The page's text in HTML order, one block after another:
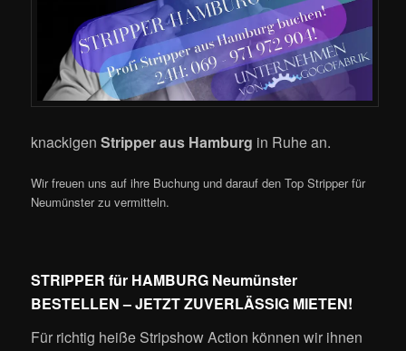
knackigenStripper aus Hamburg in Ruhe an.
Wir freuen uns auf ihre Buchung und darauf den Top Stripper für
Neumünster zu vermitteln.
STRIPPER für HAMBURG Neumünster
BESTELLEN – JETZT ZUVERLÄSSIG MIETEN!
Für richtig heiße Stripshow Action können wir ihnen